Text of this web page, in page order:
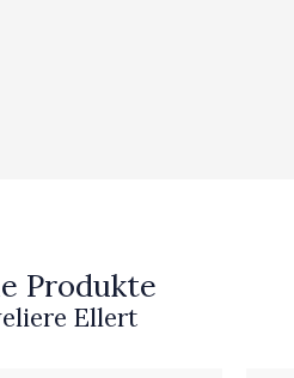
Produkte
Ellert